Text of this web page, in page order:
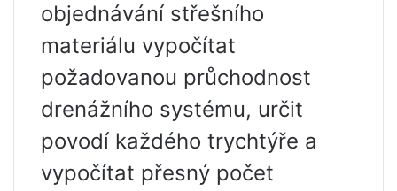
objednávání střešního
materiálu vypočítat
požadovanou průchodnost
drenážního systému, určit
povodí každého trychtýře a
vypočítat přesný počet